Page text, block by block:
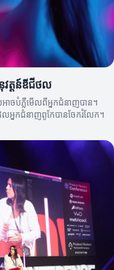
វត្តន៍ឌីជីថល
ាចបំភ្លឺមើលពីអ្នកជំនាញបាន។
លអ្នកជំនាញពូកែបានចែករំលែក។